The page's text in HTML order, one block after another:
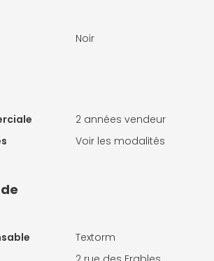
Noir
2 années vendeur
Voir les modalités
Textorm